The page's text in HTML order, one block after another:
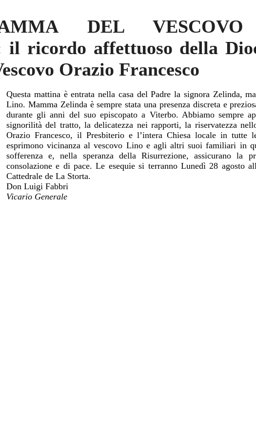
DEL
ricordo affettuoso della
Orazio Francesco
Questa mattina è entrata nella casa del Padre la signora Zelinda,
Lino. Mamma Zelinda è sempre stata una presenza discreta e
durante gli anni del suo episcopato a Viterbo. Abbiamo sempre
signorilità del tratto, la delicatezza nei rapporti, la riservatezza
Orazio Francesco, il Presbiterio e l’intera Chiesa locale in tutte
esprimono vicinanza al vescovo Lino e agli altri suoi familiari in
sofferenza e, nella speranza della Risurrezione, assicurano la
consolazione e di pace. Le esequie si terranno Lunedì 28 agosto
Cattedrale de La Storta.
Don Luigi Fabbri
Vicario Generale